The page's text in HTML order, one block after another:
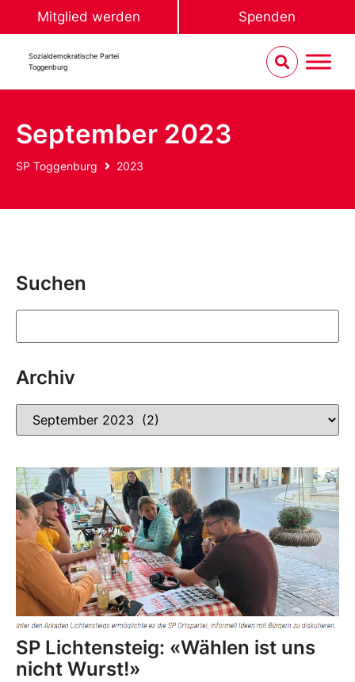
Mitglied werden Spenden
Sozialdemokratische Partei
Toggenburg
September 2023
SP Toggenburg 2023
Suchen
Archiv
SP Lichtensteig: «Wählen ist uns
nicht Wurst!»